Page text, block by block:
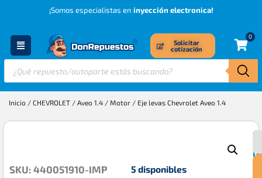
¡Somos especialistas en inyección electronica!
Solicitar
cotización
0
Inicio / CHEVROLET / Aveo 1.4 / Motor / Eje levas Chevrolet Aveo 1.4
SKU: 440051910-IMP 5 disponibles